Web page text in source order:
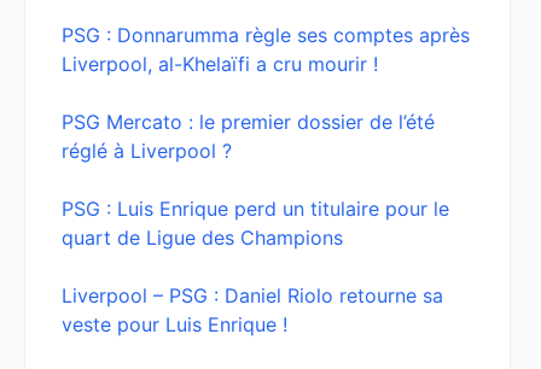
PSG : Donnarumma règle ses comptes après
Liverpool, al-Khelaïfi a cru mourir !
PSG Mercato : le premier dossier de l’été
réglé à Liverpool ?
PSG : Luis Enrique perd un titulaire pour le
quart de Ligue des Champions
Liverpool – PSG : Daniel Riolo retourne sa
veste pour Luis Enrique !